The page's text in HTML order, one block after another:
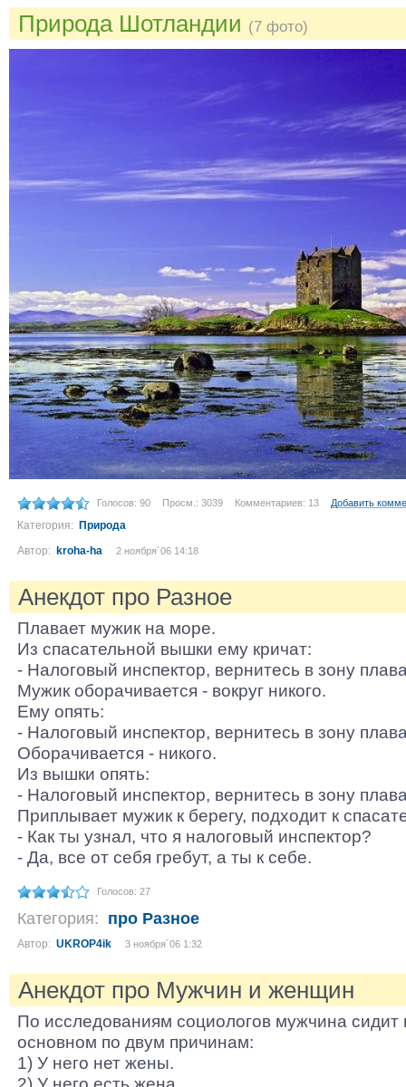
Природа Шотландии (7 фото)
Голосов: 90 Просм.: 3039 Комментариев: 13 Добавить
Категория: Природа
Автор: kroha-ha 2 ноября´06 14:18
Анекдот про Разное
Плавает мужик на море.
Из спасательной вышки ему кричат:
- Налоговый инспектор, вернитесь в зону
Мужик оборачивается - вокруг никого.
Ему опять:
- Налоговый инспектор, вернитесь в зону
Оборачивается - никого.
Из вышки опять:
- Налоговый инспектор, вернитесь в зону
Приплывает мужик к берегу, подходит к
- Как ты узнал, что я налоговый инспектор?
- Да, все от себя гребут, а ты к себе.
Голосов: 27
Категория: про Разное
Автор: UKROP4ik 3 ноября´06 1:32
Анекдот про Мужчин и женщин
По исследованиям социологов мужчина сидит
основном по двум причинам:
1) У него нет жены.